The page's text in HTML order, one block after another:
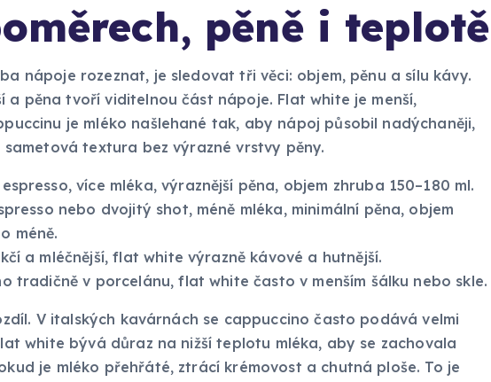
pěně i teplotě
nápoje rozeznat, je sledovat tři věci: objem, pěnu a sílu kávy.
a pěna tvoří viditelnou část nápoje. Flat white je menší,
je mléko našlehané tak, aby nápoj působil nadýchaněji,
textura bez výrazné vrstvy pěny.
více mléka, výraznější pěna, objem zhruba 150–180 ml.
nebo dvojitý shot, méně mléka, minimální pěna, objem
méně.
a mléčnější, flat white výrazně kávové a hutnější.
tradičně v porcelánu, flat white často v menším šálku nebo skle.
V italských kavárnách se cappuccino často podává velmi
white bývá důraz na nižší teplotu mléka, aby se zachovala
je mléko přehřáté, ztrácí krémovost a chutná ploše. To je